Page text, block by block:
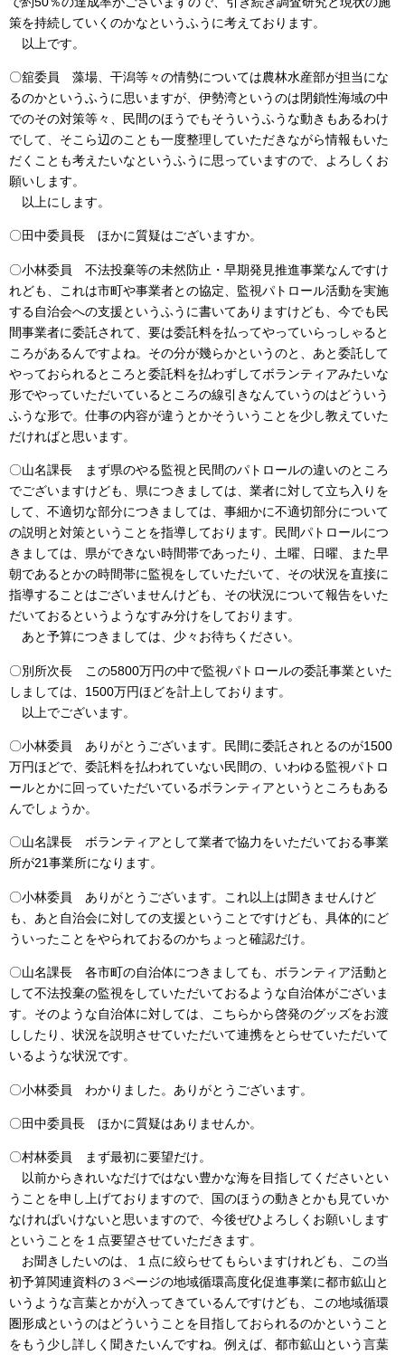
策を持続していくのかなというふうに考えております。
以上です。
〇舘委員 藻場、干潟等々の情勢については農林水産部が担当にな
るのかというふうに思いますが、伊勢湾というのは閉鎖性海域の中
でのその対策等々、民間のほうでもそういうふうな動きもあるわけ
でして、そこら辺のことも一度整理していただきながら情報もいた
だくことも考えたいなというふうに思っていますので、よろしくお
願いします。
以上にします。
〇田中委員長 ほかに質疑はございますか。
〇小林委員 不法投棄等の未然防止・早期発見推進事業なんですけ
れども、これは市町や事業者との協定、監視パトロール活動を実施
する自治会への支援というふうに書いてありますけども、今でも民
間事業者に委託されて、要は委託料を払ってやっていらっしゃると
ころがあるんですよね。その分が幾らかというのと、あと委託して
やっておられるところと委託料を払わずしてボランティアみたいな
形でやっていただいているところの線引きなんていうのはどういう
ふうな形で。仕事の内容が違うとかそういうことを少し教えていた
だければと思います。
〇山名課長 まず県のやる監視と民間のパトロールの違いのところ
でございますけども、県につきましては、業者に対して立ち入りを
して、不適切な部分につきましては、事細かに不適切部分について
の説明と対策ということを指導しております。民間パトロールにつ
きましては、県ができない時間帯であったり、土曜、日曜、また早
朝であるとかの時間帯に監視をしていただいて、その状況を直接に
指導することはございませんけども、その状況について報告をいた
だいておるというようなすみ分けをしております。
あと予算につきましては、少々お待ちください。
〇別所次長 この5800万円の中で監視パトロールの委託事業といた
しましては、1500万円ほどを計上しております。
以上でございます。
〇小林委員 ありがとうございます。民間に委託されとるのが1500
万円ほどで、委託料を払われていない民間の、いわゆる監視パトロ
ールとかに回っていただいているボランティアというところもある
んでしょうか。
〇山名課長 ボランティアとして業者で協力をいただいておる事業
所が21事業所になります。
〇小林委員 ありがとうございます。これ以上は聞きませんけど
も、あと自治会に対しての支援ということですけども、具体的にど
ういったことをやられておるのかちょっと確認だけ。
〇山名課長 各市町の自治体につきましても、ボランティア活動と
して不法投棄の監視をしていただいておるような自治体がございま
す。そのような自治体に対しては、こちらから啓発のグッズをお渡
ししたり、状況を説明させていただいて連携をとらせていただいて
いるような状況です。
〇小林委員 わかりました。ありがとうございます。
〇田中委員長 ほかに質疑はありませんか。
〇村林委員 まず最初に要望だけ。
以前からきれいなだけではない豊かな海を目指してくださいとい
うことを申し上げておりますので、国のほうの動きとかも見ていか
なければいけないと思いますので、今後ぜひよろしくお願いします
ということを１点要望させていただきます。
お聞きしたいのは、１点に絞らせてもらいますけれども、この当
初予算関連資料の３ページの地域循環高度化促進事業に都市鉱山と
いうような言葉とかが入ってきているんですけども、この地域循環
圏形成というのはどういうことを目指しておられるのかということ
をもう少し詳しく聞きたいんですね。例えば、都市鉱山という言葉